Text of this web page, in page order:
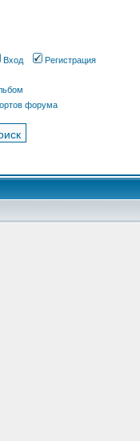
Вход Регистрация
форума